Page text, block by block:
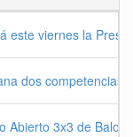
este viernes la
dos competencias
Abierto 3x3 de